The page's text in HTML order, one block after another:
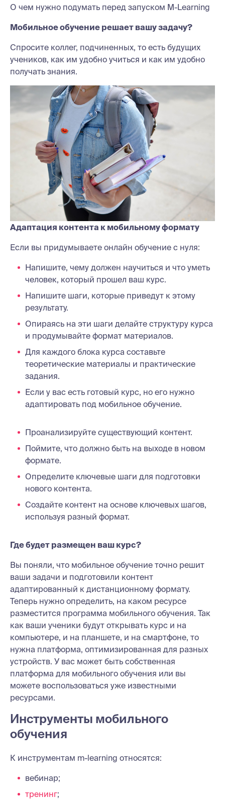
О чем нужно подумать перед запуском M-Learning
Мобильное обучение решает вашу задачу?
Спросите коллег, подчиненных, то есть будущих
учеников, как им удобно учиться и как им удобно
получать знания.
Адаптация контента к мобильному формату
Если вы придумываете онлайн обучение с нуля:
Напишите, чему должен научиться и что уметь
человек, который прошел ваш курс.
Напишите шаги, которые приведут к этому
результату.
Опираясь на эти шаги делайте структуру курса
и продумывайте формат материалов.
Для каждого блока курса составьте
теоретические материалы и практические
задания.
Если у вас есть готовый курс, но его нужно
адаптировать под мобильное обучение.
Проанализируйте существующий контент.
Поймите, что должно быть на выходе в новом
формате.
Определите ключевые шаги для подготовки
нового контента.
Создайте контент на основе ключевых шагов,
используя разный формат.
Где будет размещен ваш курс?
Вы поняли, что мобильное обучение точно решит
ваши задачи и подготовили контент
адаптированный к дистанционному формату.
Теперь нужно определить, на каком ресурсе
разместится программа мобильного обучения. Так
как ваши ученики будут открывать курс и на
компьютере, и на планшете, и на смартфоне, то
нужна платформа, оптимизированная для разных
устройств. У вас может быть собственная
платформа для мобильного обучения или вы
можете воспользоваться уже известными
ресурсами.
Инструменты мобильного
обучения
К инструментам m-learning относятся:
вебинар;
тренинг;